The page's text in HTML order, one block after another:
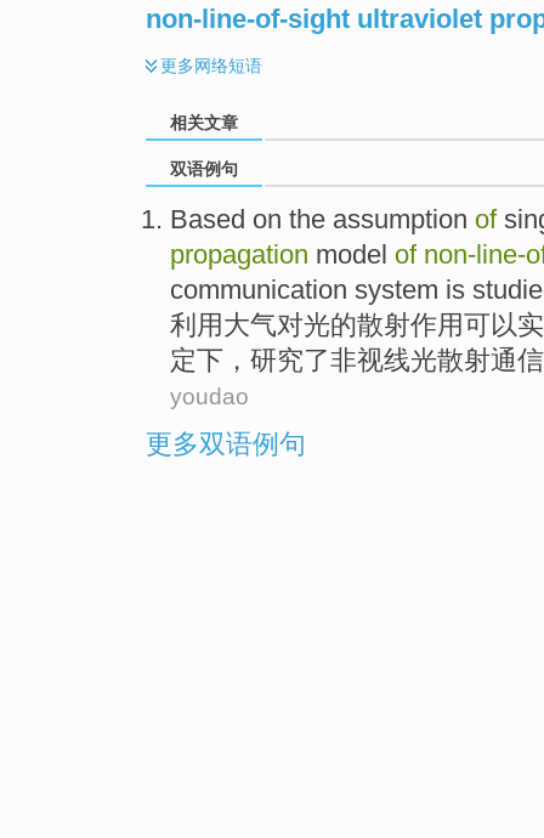
non-line-of-sight ultraviolet
更多网络短语
相关文章
双语例句
Based on the assumption of
propagation model of non-line-
communication system is
利用 大气对光的散射作用可以
定下，研究了非视线光散射通
youdao
更多双语例句